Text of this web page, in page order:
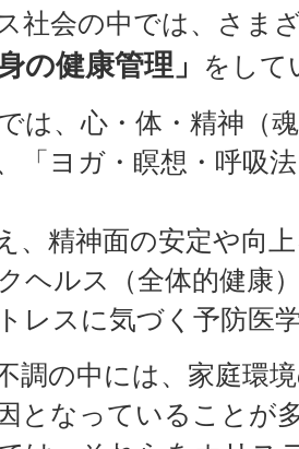
社会の中では、さま
の健康管理」
をして
は、心・体・精神（
「ヨガ・瞑想・呼吸
、精神面の安定や向
ヘルス（全体的健康
レスに気づく予防医
調の中には、家庭環
となっていることが